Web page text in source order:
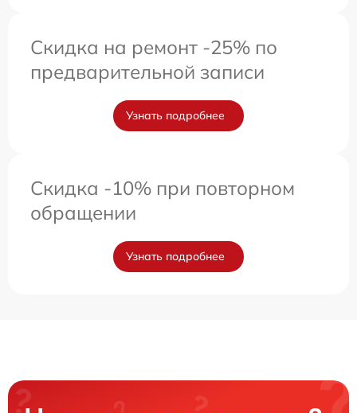
Скидка на ремонт -25% по
предварительной записи
Узнать подробнее
Скидка -10% при повторном
обращении
Узнать подробнее